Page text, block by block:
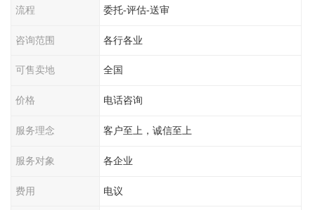
流程 委托-评估-送审
咨询范围 各行各业
可售卖地 全国
价格 电话咨询
服务理念 客户至上，诚信至上
服务对象 各企业
费用 电议